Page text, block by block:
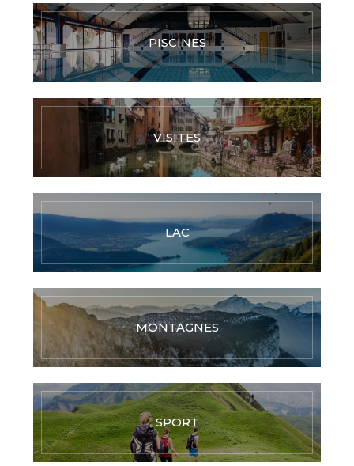
PISCINES
VISITES
LAC
MONTAGNES
SPORT